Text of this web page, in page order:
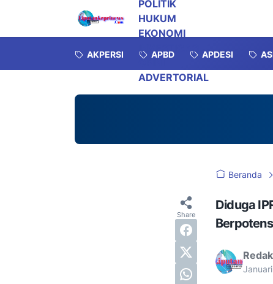
POLITIK
HUKUM
EKONOMI
INVESTIGASI
OPINI
ADVERTORIAL
AKPERSI APBD APDESI
Beranda
Diduga